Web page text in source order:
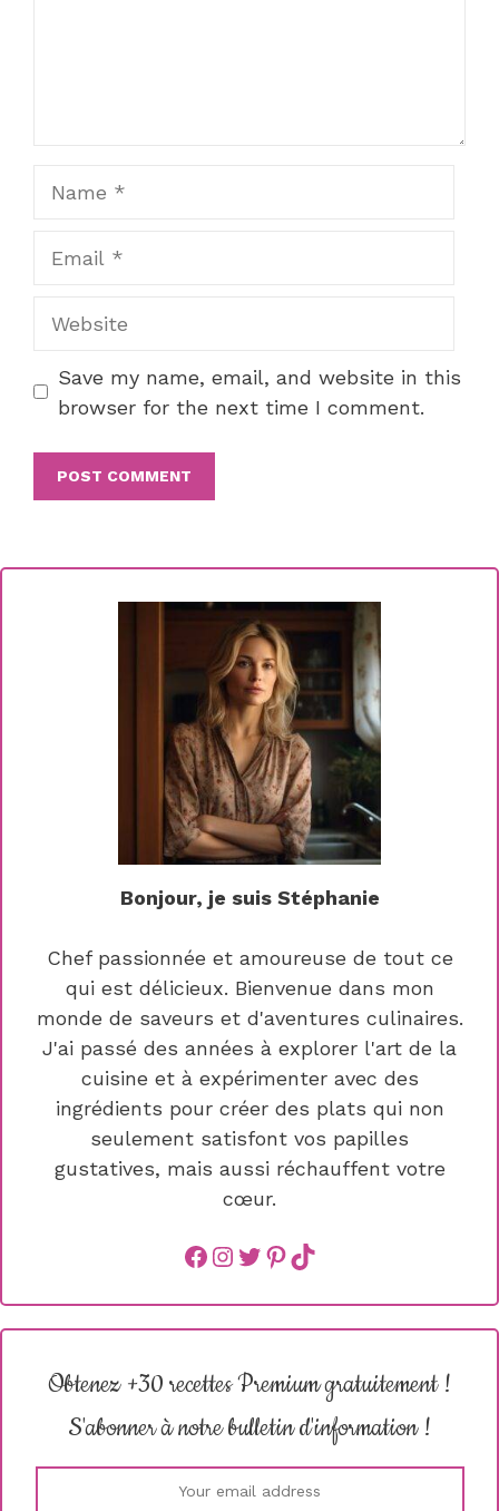
Save my name, email, and website in this
browser for the next time I comment.
Bonjour, je suis Stéphanie
Chef passionnée et amoureuse de tout ce
qui est délicieux. Bienvenue dans mon
monde de saveurs et d'aventures culinaires.
J'ai passé des années à explorer l'art de la
cuisine et à expérimenter avec des
ingrédients pour créer des plats qui non
seulement satisfont vos papilles
gustatives, mais aussi réchauffent votre
cœur.
Facebook
instagram
Twitter
Pinterest
TikTok
Obtenez +30 recettes Premium gratuitement !
S'abonner à notre bulletin d'information !